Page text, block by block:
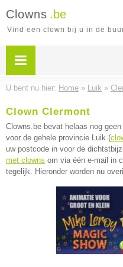
Clowns .be
Vind een clown bij u in de
U bent nu hier: Home » Luik »
Clown Clermont
Clowns.be bevat helaas nog geen
voor de gehele provincie Luik (
uw postcode in voor de
met clowns om via één e-mail in
tegelijk. Hieronder worden nu